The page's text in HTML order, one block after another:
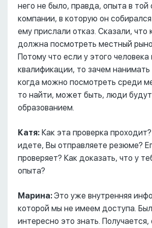
него не было, правда, опыта в
компании, в которую он
ему прислали отказ. Сказали, что
должна посмотреть местный
Потому что если у этого человека
квалификации, то зачем
когда можно посмотреть среди
то найти, может быть, люди
образованием.
Катя: Как эта проверка
идете, Вы отправляете резюме?
проверяет? Как доказать, что у
опыта?
Марина:Это уже внутренняя
которой мы не имеем доступа.
интересно это знать. Получается,